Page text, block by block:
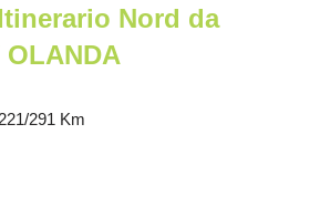
Nord da
291 Km